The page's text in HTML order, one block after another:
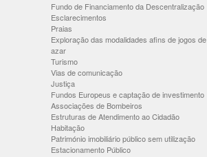
Fundo de Financiamento da Descentralização
Esclarecimentos
Praias
Exploração das modalidades afins de jogos
azar
Turismo
Vias de comunicação
Justiça
Fundos Europeus e captação de investimento
Associações de Bombeiros
Estruturas de Atendimento ao Cidadão
Habitação
Património imobiliário público sem utilização
Estacionamento Público